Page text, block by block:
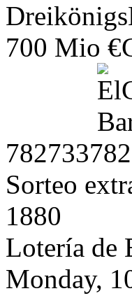
700 Mio €
Sorteo
1880
Lotería de
Monday,